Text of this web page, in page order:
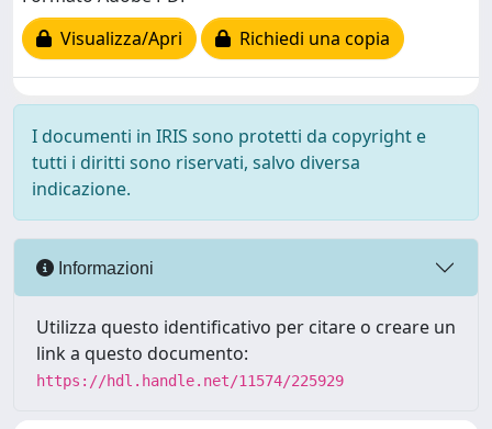
Visualizza/Apri
Richiedi una copia
I documenti in IRIS sono protetti da copyright e
tutti i diritti sono riservati, salvo diversa
indicazione.
Informazioni
Utilizza questo identificativo per citare o creare un
link a questo documento:
https://hdl.handle.net/11574/225929